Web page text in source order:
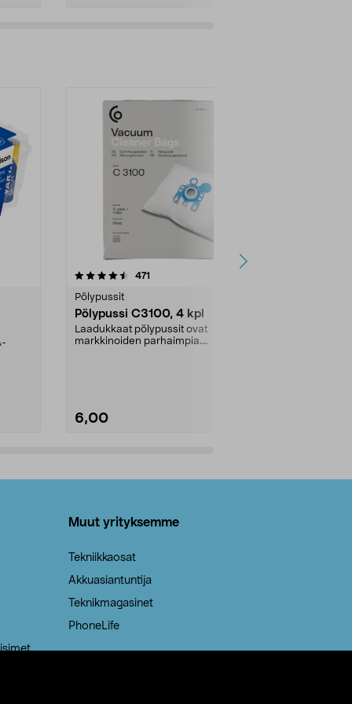
471
Pölypussit
Pölypussi C3100, 4 kpl
Laadukkaat pölypussit ovat
markkinoiden parhaimpia.
6,00
4.5viidestä
Muut yrityksemme
Tekniikkaosat
Akkuasiantuntija
Teknikmagasinet
PhoneLife